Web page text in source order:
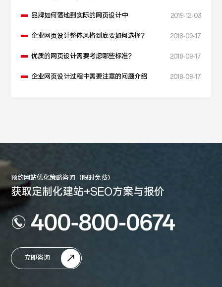
品牌如何落地到实际的网页设计中 2019-12-03
企业网页设计整体风格到底要如何选择？ 2018-09-17
优质的网页设计需要考虑哪些标准？ 2018-09-17
企业网页设计过程中需要注意的问题介绍 2018-09-17
预约网站优化策略咨询（限时免费）
获取定制化建站+SEO方案与报价
400-800-0674
立即咨询